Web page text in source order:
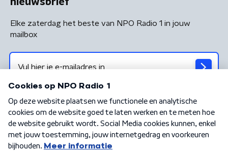
Elke zaterdag het beste van NPO Radio 1 in jouw
mailbox
Algemene voorwaarden